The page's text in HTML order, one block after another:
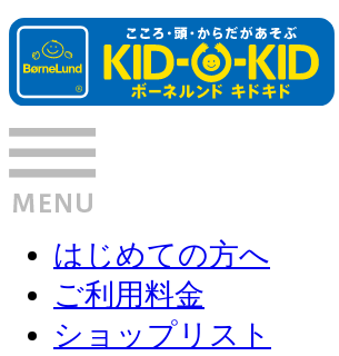
はじめての方へ
ご利用料金
ショップリスト